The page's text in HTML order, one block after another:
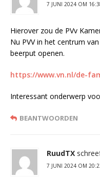
7 JUNI 2024 OM
Hierover zou de PVv
Nu PVV in het centrum
beerput openen.
https://www.vn.nl/de-
Interessant onderwerp
BEANTWOORDEN
RuudTX
7 JUNI 2024 OM